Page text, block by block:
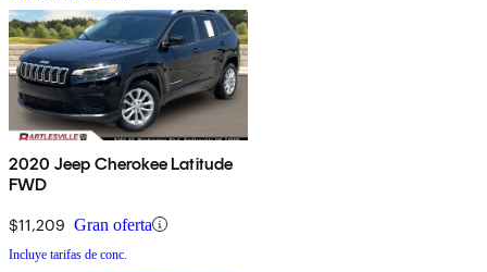
2020 Jeep Cherokee Latitude
FWD
$11,209 Gran oferta
Incluye tarifas de conc.